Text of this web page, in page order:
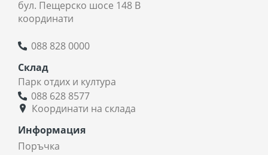
бул. Пещерско шосе 148 В
координати
088 828 0000
Склад
Парк отдих и култура
088 628 8577
Координати на склада
Информация
Поръчка